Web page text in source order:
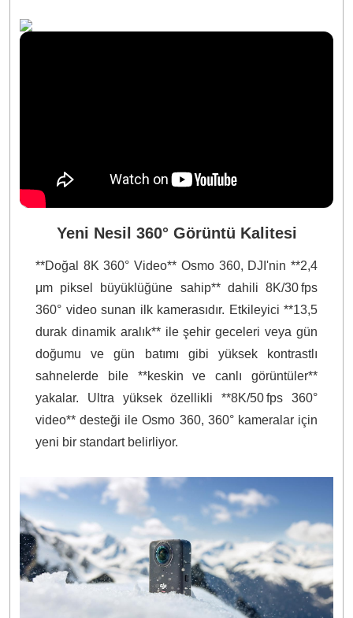
Yeni Nesil 360° Görüntü Kalitesi
**Doğal 8K 360° Video** Osmo 360, DJI'nin **2,4
μm piksel büyüklüğüne sahip** dahili 8K/30 fps
360° video sunan ilk kamerasıdır. Etkileyici **13,5
durak dinamik aralık** ile şehir geceleri veya gün
doğumu ve gün batımı gibi yüksek kontrastlı
sahnelerde bile **keskin ve canlı görüntüler**
yakalar. Ultra yüksek özellikli **8K/50 fps 360°
video** desteği ile Osmo 360, 360° kameralar için
yeni bir standart belirliyor.